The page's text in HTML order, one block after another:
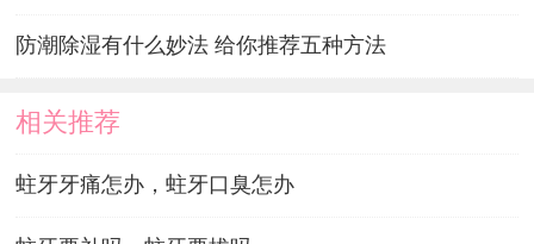
防潮除湿有什么妙法 给你推荐五种方法
相关推荐
蛀牙牙痛怎办，蛀牙口臭怎办